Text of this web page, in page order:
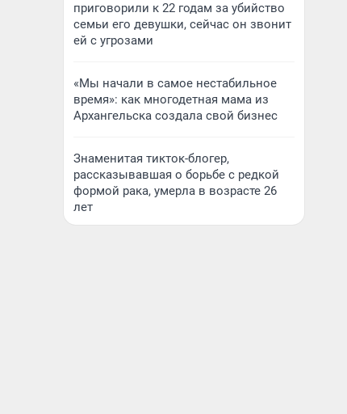
приговорили к 22 годам за убийство
семьи его девушки, сейчас он звонит
ей с угрозами
«Мы начали в самое нестабильное
время»: как многодетная мама из
Архангельска создала свой бизнес
Знаменитая тикток-блогер,
рассказывавшая о борьбе с редкой
формой рака, умерла в возрасте 26
лет